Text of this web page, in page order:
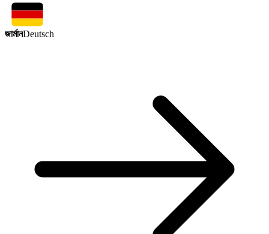
জার্মানDeutsch